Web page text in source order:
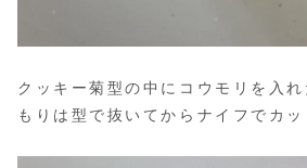
クッキー菊型の中にコウモリを入
もりは型で抜いてからナイフでカッ